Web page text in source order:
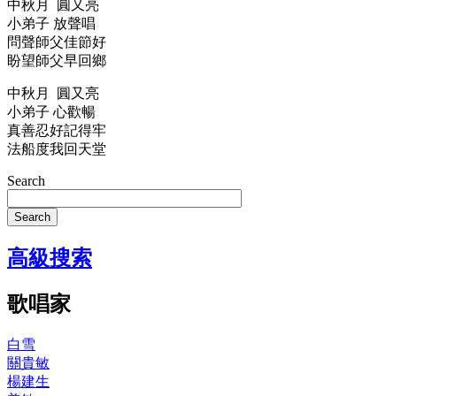
中秋月 圓又亮
小弟子 放聲唱
問聲師父佳節好
盼望師父早回鄉
中秋月 圓又亮
小弟子 心歡暢
真善忍好記得牢
法船度我回天堂
Search
Search
高級搜索
歌唱家
白雪
關貴敏
楊建生